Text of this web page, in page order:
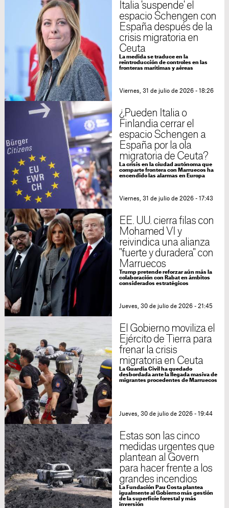
Italia 'suspende' el
espacio Schengen con
España después de la
crisis migratoria en
Ceuta
La medida se traduce en la
reintroducción de controles en las
fronteras marítimas y aéreas
Viernes, 31 de julio de 2026 - 18:26
¿Pueden Italia o
Finlandia cerrar el
espacio Schengen a
España por la ola
migratoria de Ceuta?
La crisis en la ciudad autónoma que
comparte frontera con Marruecos ha
encendido las alarmas en Europa
Viernes, 31 de julio de 2026 - 17:43
EE. UU. cierra filas con
Mohamed VI y
reivindica una alianza
"fuerte y duradera" con
Marruecos
Trump pretende reforzar aún más la
colaboración con Rabat en ámbitos
considerados estratégicos
Jueves, 30 de julio de 2026 - 21:45
El Gobierno moviliza el
Ejército de Tierra para
frenar la crisis
migratoria en Ceuta
La Guardia Civil ha quedado
desbordada ante la llegada masiva de
migrantes procedentes de Marruecos
Jueves, 30 de julio de 2026 - 19:44
Estas son las cinco
medidas urgentes que
plantean al Govern
para hacer frente a los
grandes incendios
La Fundación Pau Costa plantea
igualmente al Gobierno más gestión
de la superficie forestal y más
inversión